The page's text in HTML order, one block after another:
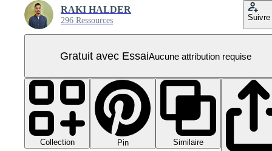
RAKI HALDER
296 Ressources Suivre
Gratuit avec EssaiAucune attribution requise
Collection Pin
Similaire